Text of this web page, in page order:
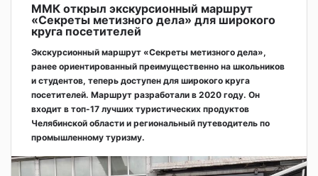
ММК открыл экскурсионный маршрут
«Секреты метизного дела» для широкого
круга посетителей
Экскурсионный маршрут «Секреты метизного дела»,
ранее ориентированный преимущественно на школьников
и студентов, теперь доступен для широкого круга
посетителей. Маршрут разработали в 2020 году. Он
входит в топ-17 лучших туристических продуктов
Челябинской области и региональный путеводитель по
промышленному туризму.